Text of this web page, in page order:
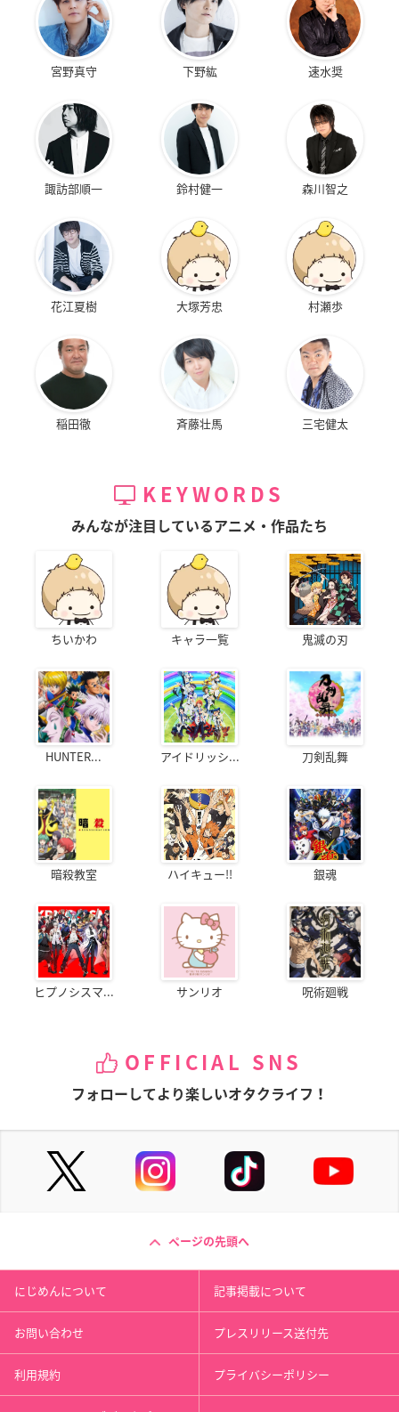
宮野真守 下野紘 速水奨
諏訪部順一 鈴村健一 森川智之
花江夏樹 大塚芳忠 村瀬歩
稲田徹 斉藤壮馬 三宅健太
KEYWORDS
みんなが注目しているアニメ・作品たち
ちいかわ キャラ一覧 鬼滅の刃
HUNTER... アイドリッシ... 刀剣乱舞
暗殺教室 ハイキュー!! 銀魂
ヒプノシスマ... サンリオ 呪術廻戦
OFFICIAL SNS
フォローしてより楽しいオタクライフ！
ページの先頭へ
にじめんについて 記事掲載について
お問い合わせ プレスリリース送付先
利用規約 プライバシーポリシー